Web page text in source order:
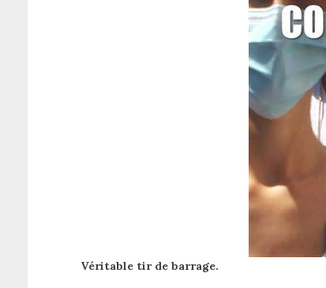
Véritable tir de barrage.